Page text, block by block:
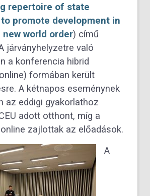
repertoire of state
promote development in
world order) című
járványhelyzetre való
a konferencia hibrid
formában került
A kétnapos eseménynek
az eddigi gyakorlathoz
adott otthont, míg a
zajlottak az előadások.
A